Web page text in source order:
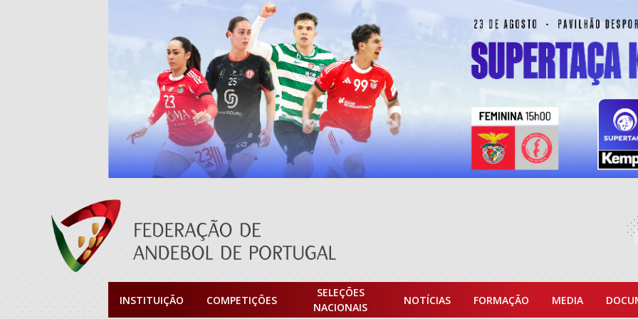
INSTITUIÇÃO COMPETIÇÕES
SELEÇÕES
NACIONAIS
NOTÍCIAS FORMAÇÃO MEDIA